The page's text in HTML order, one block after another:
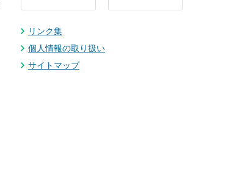
リンク集
個人情報の取り扱い
サイトマップ